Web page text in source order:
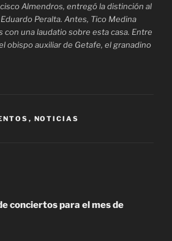
Almendros, entregó la distinción al
Peralta. Antes, Tico Medina
con una laudatio sobre esta casa. Entre
obispo auxiliar de Getafe, el granadino
, NOTICIAS
conciertos para el mes de